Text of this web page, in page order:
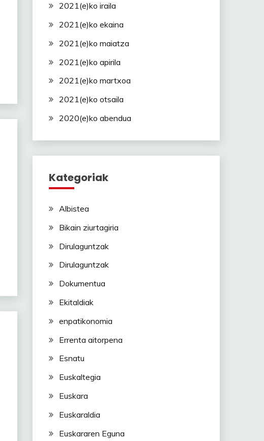
2021(e)ko iraila
2021(e)ko ekaina
2021(e)ko maiatza
2021(e)ko apirila
2021(e)ko martxoa
2021(e)ko otsaila
2020(e)ko abendua
Kategoriak
Albistea
Bikain ziurtagiria
Dirulaguntzak
Dirulaguntzak
Dokumentua
Ekitaldiak
enpatikonomia
Errenta aitorpena
Esnatu
Euskaltegia
Euskara
Euskaraldia
Euskararen Eguna